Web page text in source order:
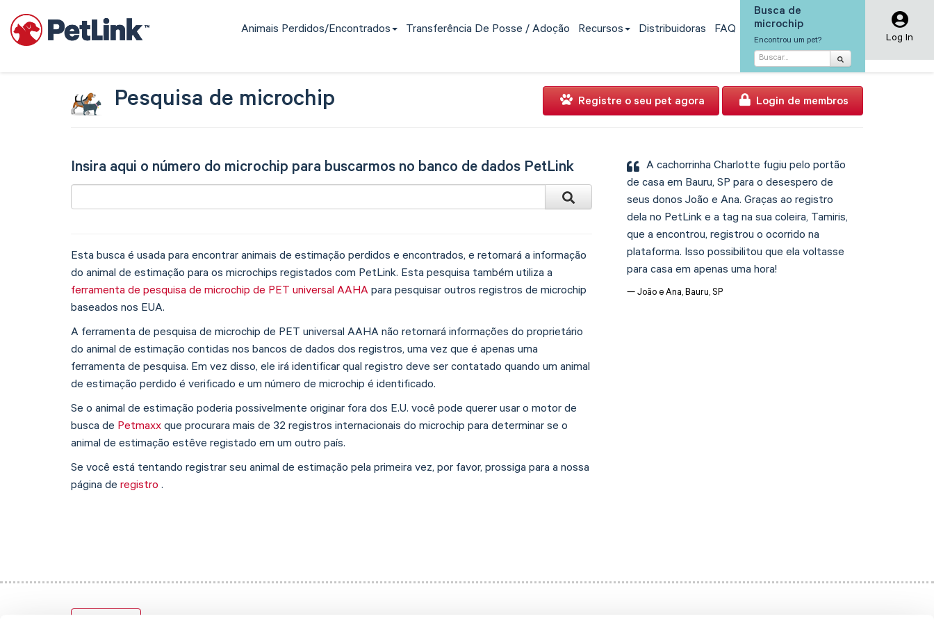
Animais Perdidos/encontrados Transferência De Posse / Adoção Recursos Distribuidoras FAQ
Busca de
microchip
Encontrou um pet? Log In
Pesquisa de microchip Registre o seu pet agora Login de membros
Insira aqui o número do microchip para buscarmos no banco de dados PetLink
Esta busca é usada para encontrar animais de estimação perdidos e encontrados, e retornará a informação
do animal de estimação para os microchips registados com PetLink. Esta pesquisa também utiliza a
ferramenta de pesquisa de microchip de PET universal AAHA para pesquisar outros registros de microchip
baseados nos EUA.
A ferramenta de pesquisa de microchip de PET universal AAHA não retornará informações do proprietário
do animal de estimação contidas nos bancos de dados dos registros, uma vez que é apenas uma
ferramenta de pesquisa. Em vez disso, ele irá identificar qual registro deve ser contatado quando um animal
de estimação perdido é verificado e um número de microchip é identificado.
Se o animal de estimação poderia possivelmente originar fora dos E.U. você pode querer usar o motor de
busca de Petmaxx que procurara mais de 32 registros internacionais do microchip para determinar se o
animal de estimação estêve registado em um outro país.
Se você está tentando registrar seu animal de estimação pela primeira vez, por favor, prossiga para a nossa
página de registro .
A cachorrinha Charlotte fugiu pelo portão
de casa em Bauru, SP para o desespero de
seus donos João e Ana. Graças ao registro
dela no PetLink e a tag na sua coleira, Tamiris,
que a encontrou, registrou o ocorrido na
plataforma. Isso possibilitou que ela voltasse
para casa em apenas uma hora!
João e Ana, Bauru, SP